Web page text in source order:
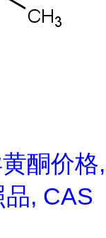
酮价格,
, CAS